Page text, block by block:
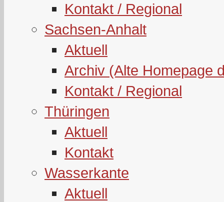
Kontakt / Regional
Sachsen-Anhalt
Aktuell
Archiv (Alte Homepage
Kontakt / Regional
Thüringen
Aktuell
Kontakt
Wasserkante
Aktuell